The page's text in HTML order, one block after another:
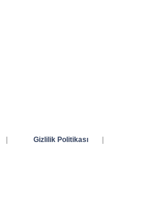
| Gizlilik Politikası
|